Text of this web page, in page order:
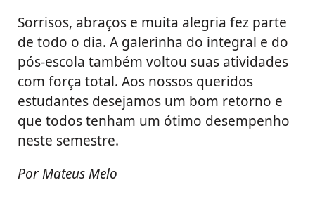
Sorrisos, abraços e muita alegria fez parte
de todo o dia. A galerinha do integral e do
pós-escola também voltou suas atividades
com força total. Aos nossos queridos
estudantes desejamos um bom retorno e
que todos tenham um ótimo desempenho
neste semestre.
Por Mateus Melo